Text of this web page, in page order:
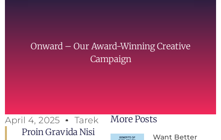
Onward – Our Award-Winning Creative
Campaign
April 4, 2025 Tarek
Proin Gravida Nisi
More Posts
Want Better